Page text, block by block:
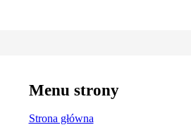
Menu strony
Strona główna